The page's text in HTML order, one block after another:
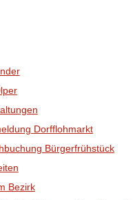
Dorfflohmarkt
Bürgerfrühstück
Bezirk